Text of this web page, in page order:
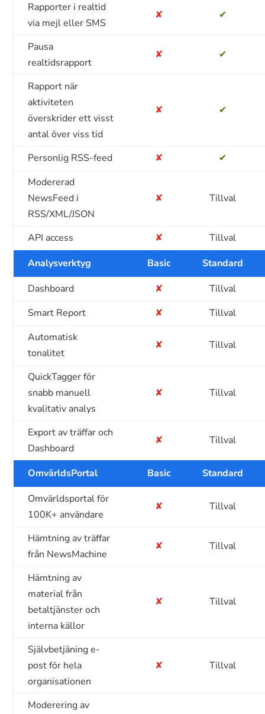
Rapporter i realtid
via mejl eller SMS
✘ ✔
Pausa
realtidsrapport
✘ ✔
Rapport när
aktiviteten
överskrider ett visst
antal över viss tid
✘ ✔
Personlig RSS-feed ✘
✔
Modererad
NewsFeed i
RSS/XML/JSON
✘ Tillval
API access ✘
Tillval
Analysverktyg
Basic
Standard
Dashboard
✘
Tillval
Smart Report
✘
Tillval
Automatisk
tonalitet
✘ Tillval
QuickTagger för
snabb manuell
kvalitativ analys
✘ Tillval
Export av träffar och
Dashboard
✘ Tillval
OmvärldsPortal Basic
Standard
Omvärldsportal för
100K+ användare
✘ Tillval
Hämtning av träffar
från NewsMachine
✘ Tillval
Hämtning av
material från
betaltjänster och
interna källor
✘ Tillval
Självbetjäning e-
post för hela
organisationen
✘ Tillval
Moderering av